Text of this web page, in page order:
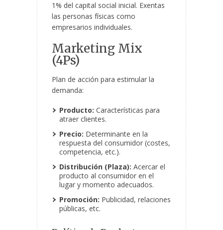
1% del capital social inicial. Exentas
las personas físicas como
empresarios individuales.
Marketing Mix
(4Ps)
Plan de acción para estimular la
demanda:
Producto: Características para
atraer clientes.
Precio: Determinante en la
respuesta del consumidor (costes,
competencia, etc.).
Distribución (Plaza): Acercar el
producto al consumidor en el
lugar y momento adecuados.
Promoción: Publicidad, relaciones
públicas, etc.